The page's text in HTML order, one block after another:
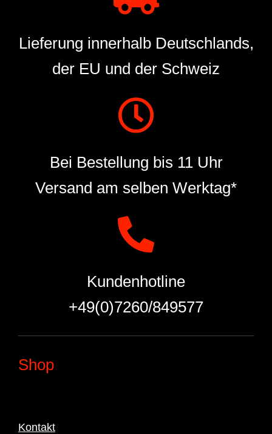
Lieferung innerhalb Deutschlands,
der EU und der Schweiz
Bei Bestellung bis 11 Uhr
Versand am selben Werktag*
Kundenhotline
+49(0)7260/849577
Shop
Kontakt